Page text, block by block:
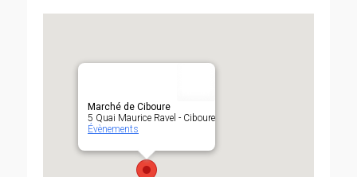
Marché de Ciboure
5 Quai Maurice Ravel - Ciboure
Évènements